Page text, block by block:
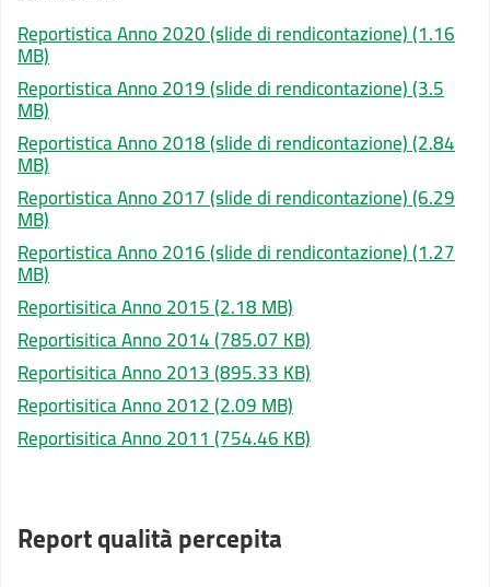
Reportistica Anno 2020 (slide di rendicontazione)(1.16
MB)
Reportistica Anno 2019 (slide di rendicontazione)(3.5
MB)
Reportistica Anno 2018 (slide di rendicontazione)(2.84
MB)
Reportistica Anno 2017 (slide di rendicontazione)(6.29
MB)
Reportistica Anno 2016 (slide di rendicontazione)(1.27
MB)
Reportisitica Anno 2015(2.18 MB)
Reportisitica Anno 2014(785.07 KB)
Reportisitica Anno 2013(895.33 KB)
Reportisitica Anno 2012(2.09 MB)
Reportisitica Anno 2011(754.46 KB)
Report qualità percepita